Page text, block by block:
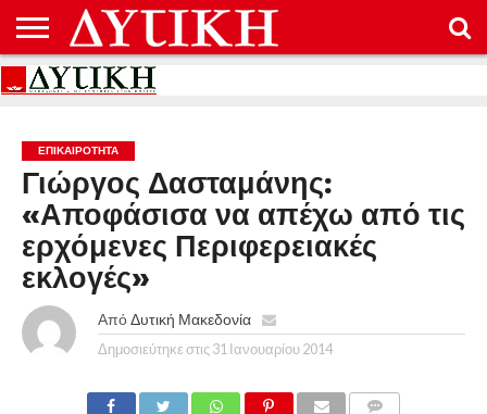
ΑΡΧΙΚΉ
ΕΠΙΚΟΙΝΩΝΊΑ
ΌΡΟΙ
ΠΡΟΣΤΑΣΊΑ
ΕΠΙΚΑΙΡΟΤΗΤΑ
Γιώργος Δασταμάνης:
«Αποφάσισα να απέχω από τις
ερχόμενες Περιφερειακές
εκλογές»
Από Δυτική Μακεδονία
Δημοσιεύτηκε στις 31 Ιανουαρίου 2014